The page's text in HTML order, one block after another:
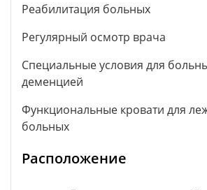
Реабилитация больных
Регулярный осмотр врача
Специальные условия для
деменцией
Функциональные кровати для
больных
Расположение